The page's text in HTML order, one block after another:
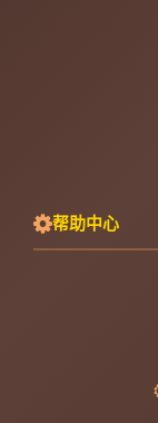
帮助中心